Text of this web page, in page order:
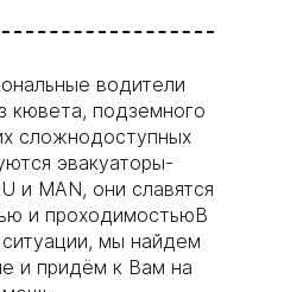
водители
кювета, подземного
сложнодоступных
эвакуаторы-
и MAN, они славятся
и проходимостьюВ
мы найдем
и придём к Вам на